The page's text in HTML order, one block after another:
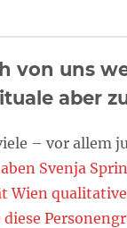
von uns
aber
– vor allem
Svenja
Wien